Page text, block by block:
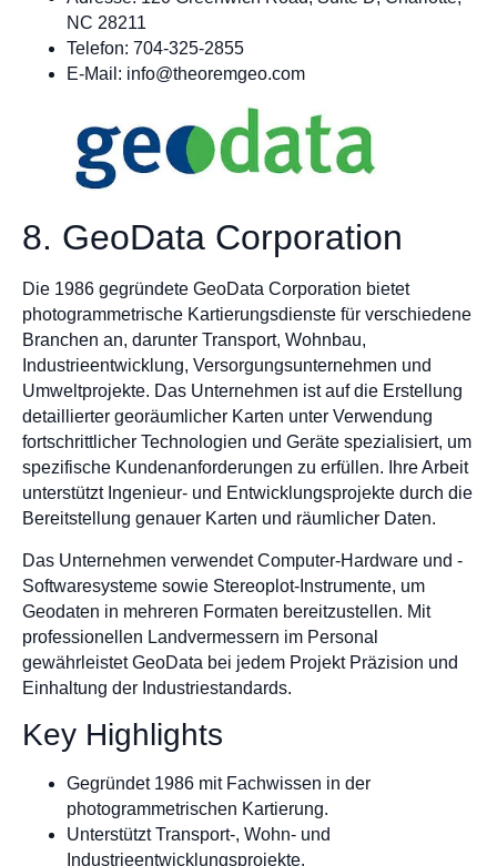
NC 28211
Telefon: 704-325-2855
E-Mail: info@theoremgeo.com
8. GeoData Corporation
Die 1986 gegründete GeoData Corporation bietet
photogrammetrische Kartierungsdienste für verschiedene
Branchen an, darunter Transport, Wohnbau,
Industrieentwicklung, Versorgungsunternehmen und
Umweltprojekte. Das Unternehmen ist auf die Erstellung
detaillierter georäumlicher Karten unter Verwendung
fortschrittlicher Technologien und Geräte spezialisiert, um
spezifische Kundenanforderungen zu erfüllen. Ihre Arbeit
unterstützt Ingenieur- und Entwicklungsprojekte durch die
Bereitstellung genauer Karten und räumlicher Daten.
Das Unternehmen verwendet Computer-Hardware und -
Softwaresysteme sowie Stereoplot-Instrumente, um
Geodaten in mehreren Formaten bereitzustellen. Mit
professionellen Landvermessern im Personal
gewährleistet GeoData bei jedem Projekt Präzision und
Einhaltung der Industriestandards.
Key Highlights
Gegründet 1986 mit Fachwissen in der
photogrammetrischen Kartierung.
Unterstützt Transport-, Wohn- und
Industrieentwicklungsprojekte.